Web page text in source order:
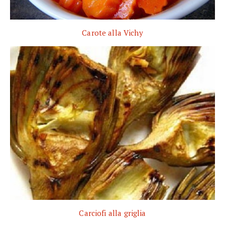
Carote alla Vichy
Carciofi alla griglia